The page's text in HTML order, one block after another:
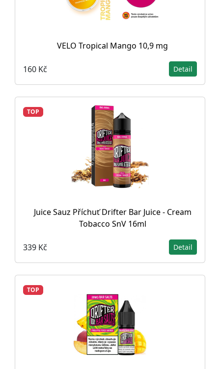
VELO Tropical Mango 10,9 mg
160 Kč Detail
TOP
Juice Sauz Příchuť Drifter Bar Juice - Cream
Tobacco SnV 16ml
339 Kč Detail
TOP